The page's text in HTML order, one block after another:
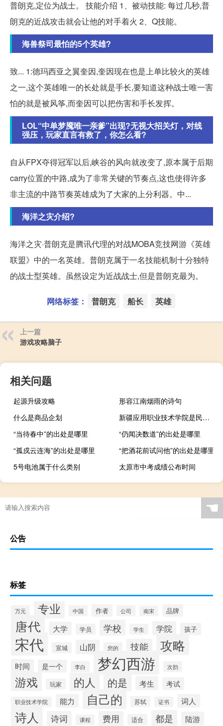
普朗克,定位为战士。 技能介绍 1、被动技能: 每过几秒,普
朗克的近战攻击就会让他的对手着火 2、Q技能。
海兽祭司最怕的5个英雄?
致... 1:德玛西亚之翼奎因,奎因现在也是上单比较火的英雄
之一,这个英雄唯一的长处就是手长,要知道这种战士唯一害
怕的就是被风筝,而奎因可以把伤害和手长发挥。
LOL“中单梦魇唯一亲爹”出现?无视大招关灯，对线
强压，玩家直言有救了，你怎么看?
自从FPX夺得冠军以后,峡谷的风向就改变了,原本属于后期
carry位置的中路,成为了非常关键的节奏点,这也使得许多
非主流的中路节奏英雄成为了大家的上分利器。中...
海洋之灾介绍?
海洋之灾·普朗克是腾讯代理的对战MOBA竞技网游《英雄
联盟》中的一名英雄。普朗克属于一名技能机制十分独特
的战士型英雄。虽然设定为近战战士,但是普朗克最为。
网络标签： 普朗克 船长 英雄
上一篇
游戏攻略脑子
相关问题
起源升级攻略
形容江南烟雨的诗句
什么是商品企划
新疆应用职业技术学院是民办还是公办
“当待春中”的出处是哪里
“仍闻决数道”的出处是哪里
“孤戍云连海”的出处是哪里
“把酒花前试问他”的出处是哪里
5号电池属于什么类别
太原市中考成绩公布时间
☚
公告
标签
万元 专业 中国 作者 公司 南宋 品牌
唐代 大学 学员 学校 学生 学院 孩子
宋代 宣城 山阴 您的 技能 攻略
时间 是一个 李白 梦幻西游 次韵
游戏 玩家 的人 的是 考生 考试
职业技术学院 能力 自己的 苏轼 证书 词人
诗人 诗词 课程 费用 适合 都是 陆游